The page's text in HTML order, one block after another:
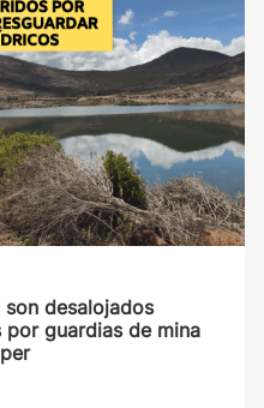
desalojados
guardias de mina